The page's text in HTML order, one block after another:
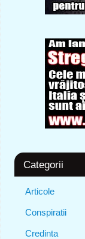
Categorii
Articole
Conspiratii
Credinta